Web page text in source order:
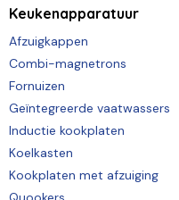
Keukenapparatuur
Afzuigkappen
Combi-magnetrons
Fornuizen
Geïntegreerde vaatwassers
Inductie kookplaten
Koelkasten
Kookplaten met afzuiging